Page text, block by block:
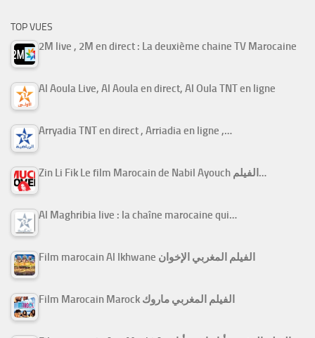
TOP VUES
2M live , 2M en direct : La deuxième chaine TV Marocaine
Al Aoula Live, Al Aoula en direct, Al Oula TNT en ligne
Arryadia TNT en direct , Arriadia en ligne ,…
Zin Li Fik Le film Marocain de Nabil Ayouch الفيلم…
Al Maghribia live : la chaîne marocaine qui…
Film marocain Al Ikhwane الفيلم المغربي الإخوان
Film Marocain Marock الفيلم المغربي ماروك